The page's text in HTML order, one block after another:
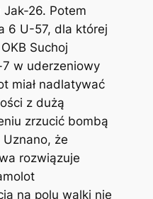
26. Potem
6 U-57, dla której
Suchoj
w uderzeniowy
miał nadlatywać
z dużą
zrzucić bombą
że
rozwiązuje
na polu walki nie